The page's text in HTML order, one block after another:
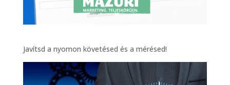
Javítsd a nyomon követésed és a mérésed!